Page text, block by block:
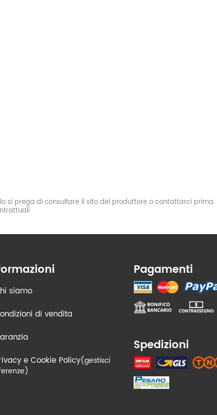
si prega di consultare il sito del produttore o contattarci prima
siamo
di vendita
e Cookie Policy(gestisci
Pagamenti
Spedizioni